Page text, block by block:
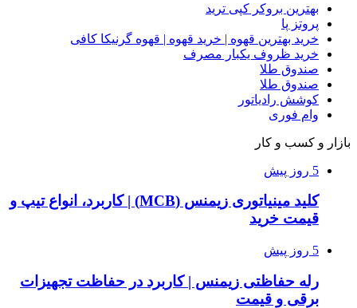
بهترین بروکر کپی ترید
پروتز پا
خرید بهترین قهوه | خرید قهوه | قهوه گرنیکا کافی
خرید ظروف یکبار مصرف
صندوق طلا
صندوق طلا
کوشش رادیاتور
وام فوری
بازار و کسب و کار
5 روز پیش
کلید مینیاتوری زیمنس (MCB) | کاربرد، انواع تیپ و
قیمت خرید
5 روز پیش
رله حفاظتی زیمنس | کاربرد در حفاظت تجهیزات
برقی و قیمت